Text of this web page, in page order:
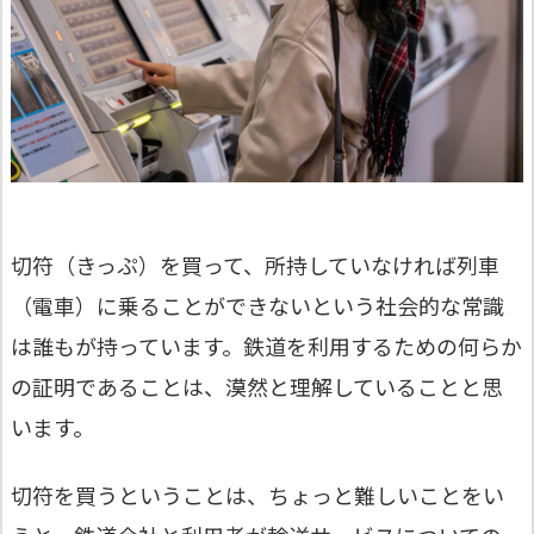
切符（きっぷ）を買って、所持していなければ列車
（電車）に乗ることができないという社会的な常識
は誰もが持っています。鉄道を利用するための何らか
の証明であることは、漠然と理解していることと思
います。
切符を買うということは、ちょっと難しいことをい